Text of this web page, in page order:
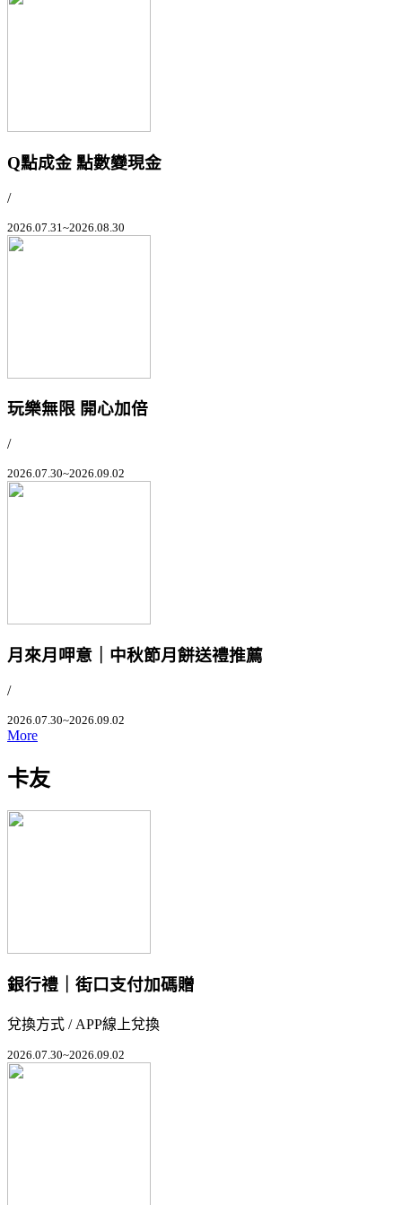
Q點成金 點數變現金
/
2026.07.31~2026.08.30
玩樂無限 開心加倍
/
2026.07.30~2026.09.02
月來月呷意｜中秋節月餅送禮推薦
/
2026.07.30~2026.09.02
More
卡友
銀行禮｜街口支付加碼贈
兌換方式 / APP線上兌換
2026.07.30~2026.09.02